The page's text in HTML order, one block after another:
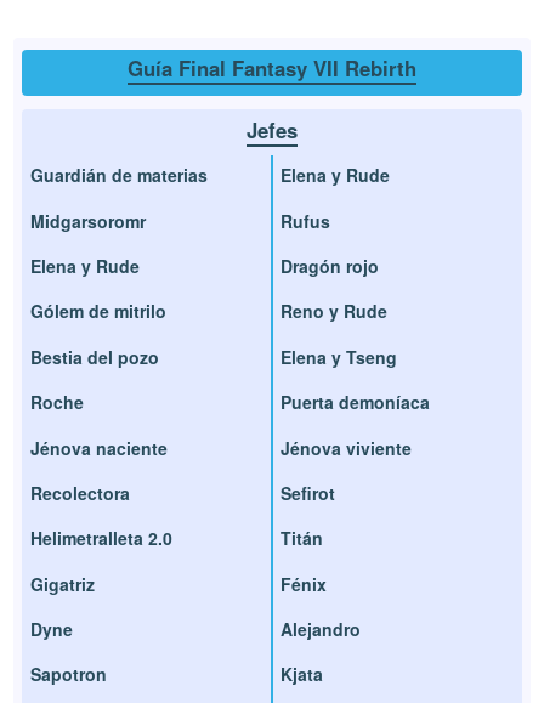
Guía Final Fantasy VII Rebirth
Jefes
Guardián de materias
Midgarsoromr
Elena y Rude
Gólem de mitrilo
Bestia del pozo
Roche
Jénova naciente
Recolectora
Helimetralleta 2.0
Gigatriz
Dyne
Sapotron
Elena y Rude
Rufus
Dragón rojo
Reno y Rude
Elena y Tseng
Puerta demoníaca
Jénova viviente
Sefirot
Titán
Fénix
Alejandro
Kjata